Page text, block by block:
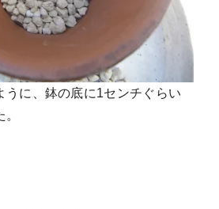
うに、鉢の底に1センチぐらい